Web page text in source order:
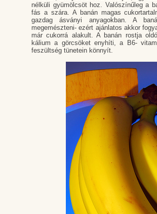
nélküli gyümölcsöt hoz. Valószínűleg a
fás a szára. A banán magas
gazdag ásványi anyagokban. A
megemészteni- ezért ajánlatos akkor
már cukorrá alakult. A banán rostja
kálium a görcsöket enyhíti, a B6-
feszültség tünetein könnyít.